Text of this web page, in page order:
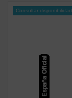
Consultar disponibilidad